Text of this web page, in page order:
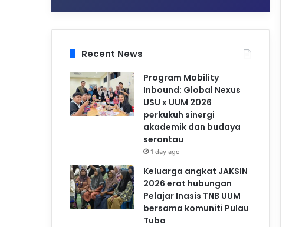
Recent News
Program Mobility
Inbound: Global Nexus
USU x UUM 2026
perkukuh sinergi
akademik dan budaya
serantau
1 day ago
Keluarga angkat JAKSIN
2026 erat hubungan
Pelajar Inasis TNB UUM
bersama komuniti Pulau
Tuba